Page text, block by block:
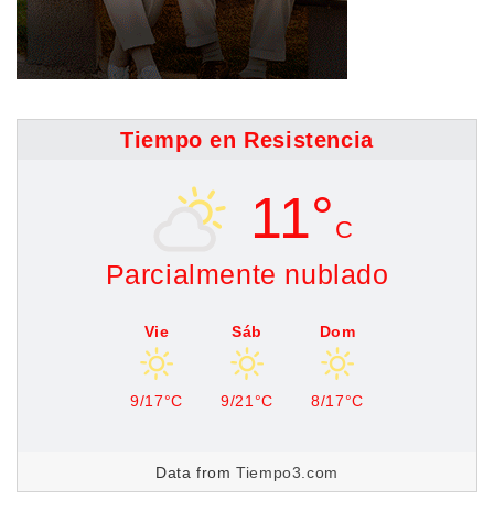
Tiempo en Resistencia
11° C
Parcialmente nublado
Vie
9/17°C
Sáb
9/21°C
Dom
8/17°C
Data fromTiempo3.com